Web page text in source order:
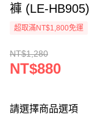
褲 (LE-HB905)
超取滿NT$1,800免運
NT$1,280
NT$880
請選擇商品選項